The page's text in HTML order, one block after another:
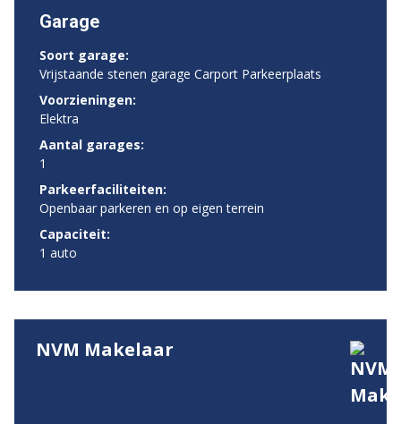
Garage
Soort garage:
Vrijstaande stenen garage Carport Parkeerplaats
Voorzieningen:
Elektra
Aantal garages:
1
Parkeerfaciliteiten:
Openbaar parkeren en op eigen terrein
Capaciteit:
1 auto
NVM Makelaar